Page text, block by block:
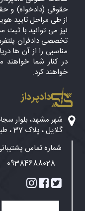
حقوقی (دادخواه) و
از طی مراحل تایید
نیز می توانید با
تخصصی دادفران
مناسبی را از آن ها
در کنار شما خواهند
خواهند کرد.
دادپرداز
گلایل ، پلاک 37 ، طبقه همکف
شماره تماس
09384688028